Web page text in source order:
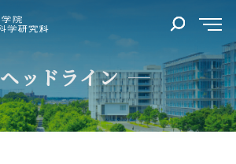
ヘッドライン